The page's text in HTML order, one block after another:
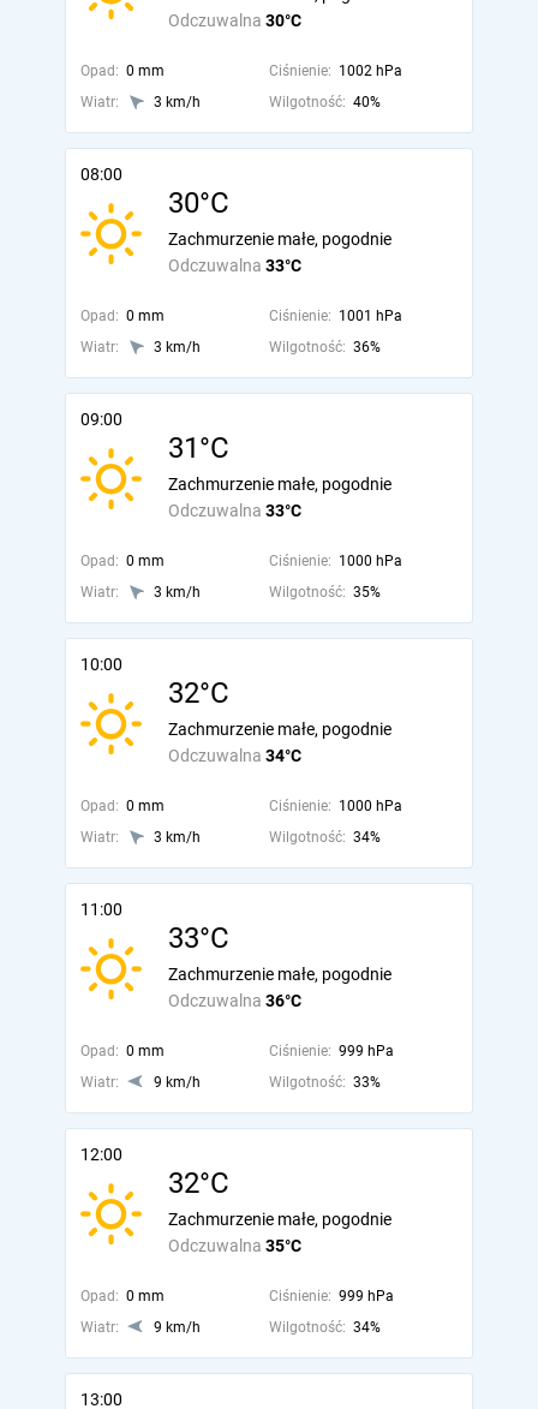
Odczuwalna 30°C
Opad: 0 mm Ciśnienie: 1002 hPa
Wiatr:
3 km/h Wilgotność: 40%
08:00
30°C
Odczuwalna 33°C
Zachmurzenie małe, pogodnie
Opad: 0 mm Ciśnienie: 1001 hPa
Wiatr:
3 km/h Wilgotność: 36%
09:00
31°C
Odczuwalna 33°C
Zachmurzenie małe, pogodnie
Opad: 0 mm Ciśnienie: 1000 hPa
Wiatr:
3 km/h Wilgotność: 35%
10:00
32°C
Odczuwalna 34°C
Zachmurzenie małe, pogodnie
Opad: 0 mm Ciśnienie: 1000 hPa
Wiatr:
3 km/h Wilgotność: 34%
11:00
33°C
Odczuwalna 36°C
Zachmurzenie małe, pogodnie
Opad: 0 mm Ciśnienie: 999 hPa
Wiatr:
9 km/h Wilgotność: 33%
12:00
32°C
Odczuwalna 35°C
Zachmurzenie małe, pogodnie
Opad: 0 mm Ciśnienie: 999 hPa
Wiatr:
9 km/h Wilgotność: 34%
13:00